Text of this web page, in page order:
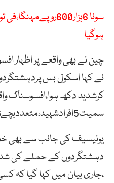
ہوگیا
چین نے بھی واقعے پر اظہار
نے کہا اسکول بس
سمیت5افرادشہید،متعددبچےزخمی ہوئے۔
یونیسیف کی جانب سے بھی
دہشتگردوں کے حملے کی
،جاری بیان میں کہا گیا کہ